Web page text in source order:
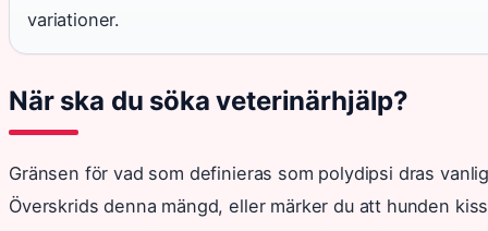
variationer.
När ska du söka veterinärhjälp?
Gränsen för vad som definieras som polydipsi dras
Överskrids denna mängd, eller märker du att hunden